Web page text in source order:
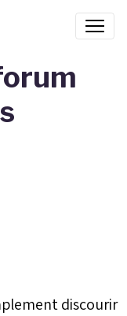
discourir